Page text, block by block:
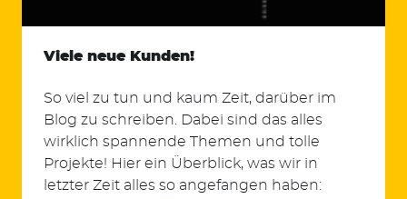
Viele neue Kunden!
So viel zu tun und kaum Zeit, darüber im
Blog zu schreiben. Dabei sind das alles
wirklich spannende Themen und tolle
Projekte! Hier ein Überblick, was wir in
letzter Zeit alles so angefangen haben: